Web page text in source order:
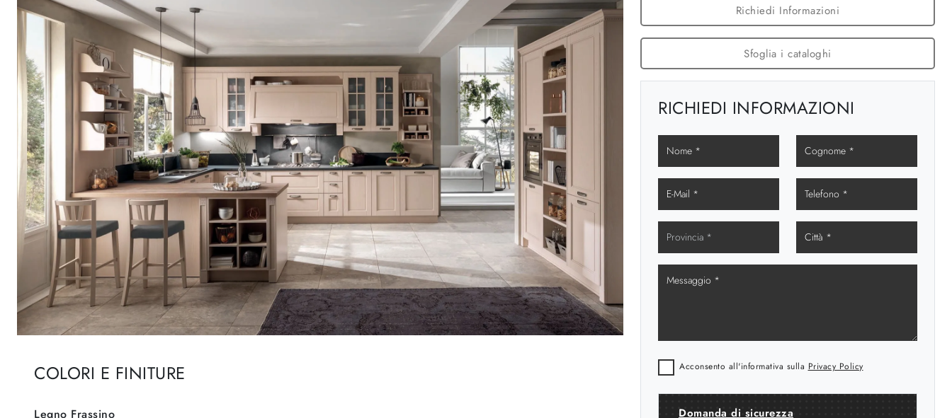
COLORI E FINITURE
Legno Frassino
Richiedi Informazioni
Sfoglia i cataloghi
RICHIEDI INFORMAZIONI
Acconsento all'informativa sulla Privacy Policy
Domanda di sicurezza